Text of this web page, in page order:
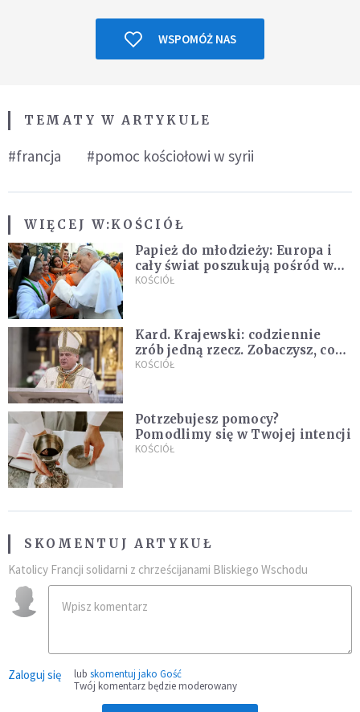
WSPOMÓŻ NAS
TEMATY W ARTYKULE
#francja #pomoc kościołowi w syrii
WIĘCEJ W:KOŚCIÓŁ
Papież do młodzieży: Europa i
cały świat poszukują pośród was
nowych świętych
KOŚCIÓŁ
Kard. Krajewski: codziennie
zrób jedną rzecz. Zobaczysz, co
stanie się z twoim życiem
KOŚCIÓŁ
Potrzebujesz pomocy?
Pomodlimy się w Twojej intencji
KOŚCIÓŁ
SKOMENTUJ ARTYKUŁ
Katolicy Francji solidarni z chrześcijanami Bliskiego Wschodu
Zaloguj się lub skomentuj jako Gość
Twój komentarz będzie moderowany